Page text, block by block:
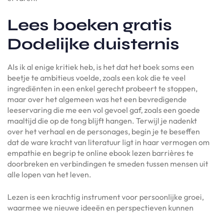
Lees boeken gratis
Dodelijke duisternis
Als ik al enige kritiek heb, is het dat het boek soms een
beetje te ambitieus voelde, zoals een kok die te veel
ingrediënten in een enkel gerecht probeert te stoppen,
maar over het algemeen was het een bevredigende
leeservaring die me een vol gevoel gaf, zoals een goede
maaltijd die op de tong blijft hangen. Terwijl je nadenkt
over het verhaal en de personages, begin je te beseffen
dat de ware kracht van literatuur ligt in haar vermogen om
empathie en begrip te online ebook lezen barrières te
doorbreken en verbindingen te smeden tussen mensen uit
alle lopen van het leven.
Lezen is een krachtig instrument voor persoonlijke groei,
waarmee we nieuwe ideeën en perspectieven kunnen